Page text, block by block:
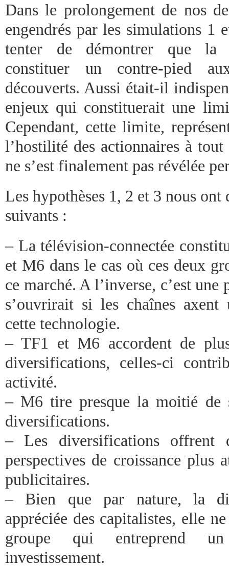
Dans le prolongement de nos
engendrés par les simulations 1
tenter de démontrer que la
constituer un contre-pied
découverts. Aussi était-il
enjeux qui constituerait une
Cependant, cette limite,
l’hostilité des actionnaires à
ne s’est finalement pas révélée
Les hypothèses 1, 2 et 3 nous ont
suivants :
– La télévision-connectée
et M6 dans le cas où ces deux
ce marché. A l’inverse, c’est une
s’ouvrirait si les chaînes
cette technologie.
– TF1 et M6 accordent de
diversifications, celles-ci
activité.
– M6 tire presque la moitié de
diversifications.
– Les diversifications offrent
perspectives de croissance plus
publicitaires.
– Bien que par nature, la
appréciée des capitalistes, elle
groupe qui entreprend un
investissement.